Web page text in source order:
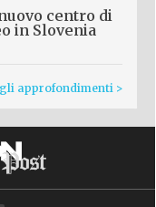
centro di
in Slovenia
approfondimenti >